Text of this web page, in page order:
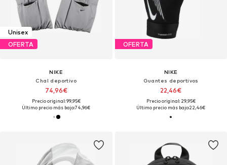
Unisex
OFERTA
NIKE
Chal deportivo
74,96€
Precio original: 99,95€
Último precio más bajo:74,96€
OFERTA
NIKE
Guantes deportivos
22,46€
Precio original: 29,95€
Último precio más bajo:22,46€